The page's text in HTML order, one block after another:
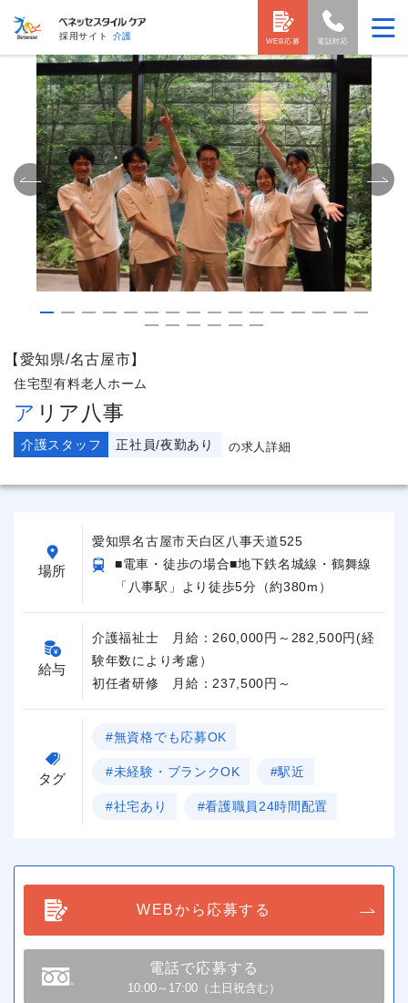
採用サイト 介護
電話対応
WEB応募
【愛知県/名古屋市】
住宅型有料老人ホーム
アリア八事
介護スタッフ 正社員/夜勤あり の求人詳細
場所
愛知県名古屋市天白区八事天道525
■電車・徒歩の場合■地下鉄名城線・鶴舞線
「八事駅」より徒歩5分（約380m）
給与
介護福祉士 月給：260,000円～282,500円(経
験年数により考慮）
初任者研修 月給：237,500円～
タグ
#無資格でも応募OK
#未経験・ブランクOK #駅近
#社宅あり #看護職員24時間配置
WEBから応募する
電話で応募する
10:00～17:00（土日祝含む）